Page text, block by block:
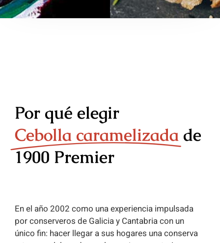
Por qué elegir
Cebolla caramelizada de
1900 Premier
En el año 2002 como una experiencia impulsada
por conserveros de Galicia y Cantabria con un
único fin: hacer llegar a sus hogares una conserva